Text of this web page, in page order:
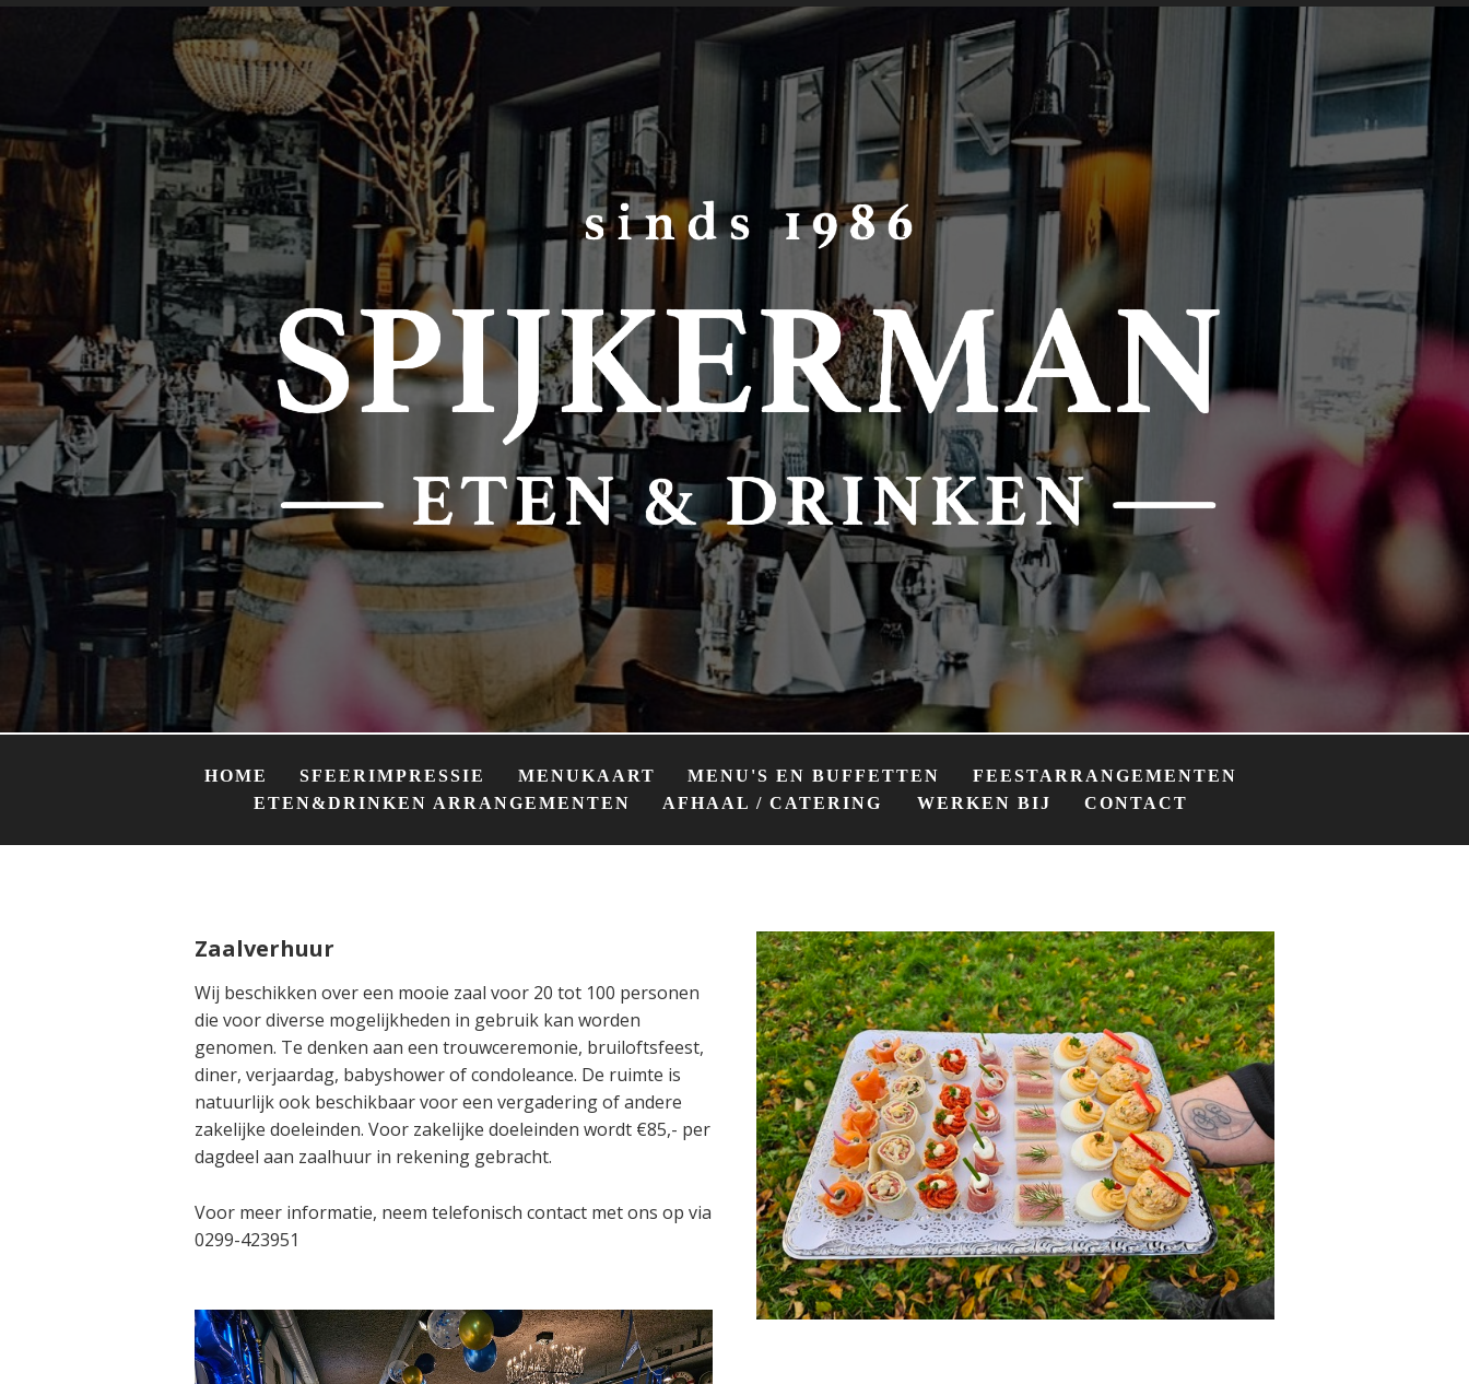
HOME SFEERIMPRESSIE MENUKAART MENU'S EN BUFFETTEN
FEESTARRANGEMENTEN
ETEN&DRINKEN ARRANGEMENTEN
AFHAAL / CATERING WERKEN BIJ CONTACT
Zaalverhuur
Wij beschikken over een mooie zaal voor 20 tot 100 personen
die voor diverse mogelijkheden in gebruik kan worden
genomen. Te denken aan een trouwceremonie, bruiloftsfeest,
diner, verjaardag, babyshower of condoleance. De ruimte is
natuurlijk ook beschikbaar voor een vergadering of andere
zakelijke doeleinden. Voor zakelijke doeleinden wordt €85,- per
dagdeel aan zaalhuur in rekening gebracht.
Voor meer informatie, neem telefonisch contact met ons op via
0299-423951